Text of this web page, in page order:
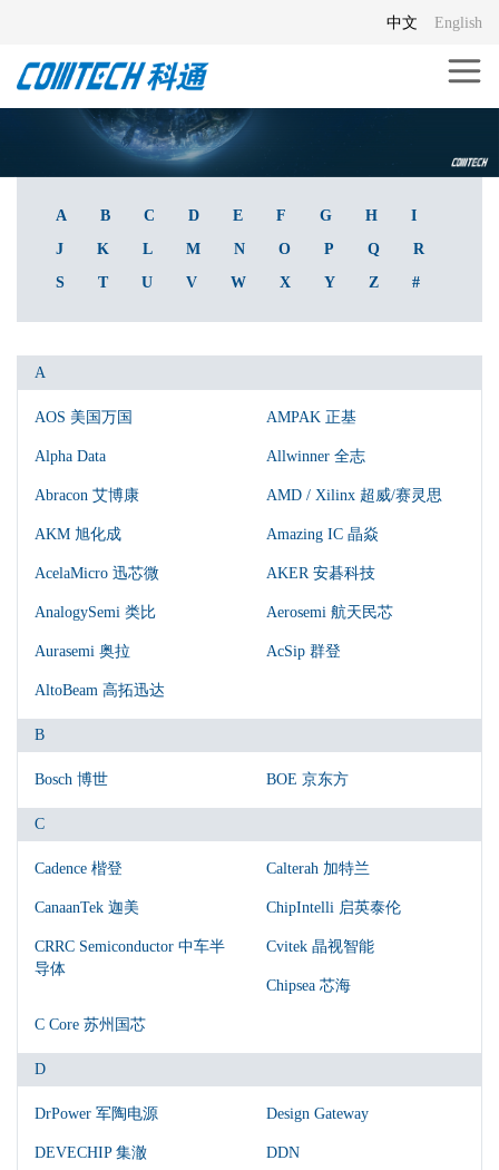
English
中文
A B C D E F G H
I
J
K L M N O P Q
R
S
T U V W X Y Z #
A
AOS 美国万国 AMPAK 正基
Alpha Data Allwinner 全志
Abracon 艾博康 AMD / Xilinx 超威/赛灵思
AKM 旭化成 Amazing IC 晶焱
AcelaMicro 迅芯微 AKER 安碁科技
AnalogySemi 类比 Aerosemi 航天民芯
Aurasemi 奥拉 AcSip 群登
AltoBeam 高拓迅达
B
Bosch 博世 BOE 京东方
C
Cadence 楷登 Calterah 加特兰
CanaanTek 迦美 ChipIntelli 启英泰伦
CRRC Semiconductor 中车半
导体
Cvitek 晶视智能
Chipsea 芯海
C Core 苏州国芯
D
DrPower 军陶电源 Design Gateway
DEVECHIP 集澈 DDN